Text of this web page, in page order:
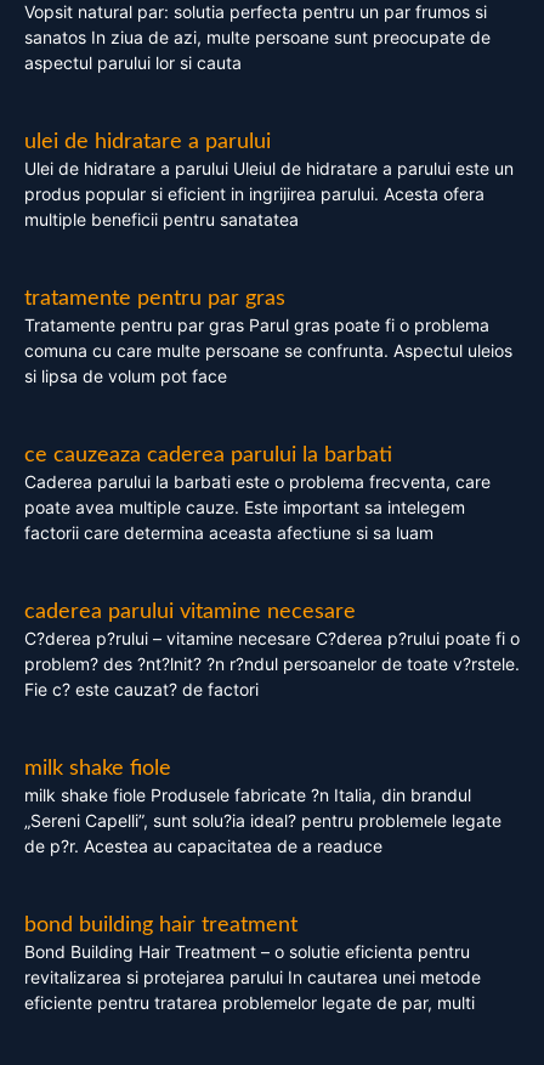
Vopsit natural par: solutia perfecta pentru un par frumos si
sanatos In ziua de azi, multe persoane sunt preocupate de
aspectul parului lor si cauta
ulei de hidratare a parului
Ulei de hidratare a parului Uleiul de hidratare a parului este un
produs popular si eficient in ingrijirea parului. Acesta ofera
multiple beneficii pentru sanatatea
tratamente pentru par gras
Tratamente pentru par gras Parul gras poate fi o problema
comuna cu care multe persoane se confrunta. Aspectul uleios
si lipsa de volum pot face
ce cauzeaza caderea parului la barbati
Caderea parului la barbati este o problema frecventa, care
poate avea multiple cauze. Este important sa intelegem
factorii care determina aceasta afectiune si sa luam
caderea parului vitamine necesare
C?derea p?rului – vitamine necesare C?derea p?rului poate fi o
problem? des ?nt?lnit? ?n r?ndul persoanelor de toate v?rstele.
Fie c? este cauzat? de factori
milk shake fiole
milk shake fiole Produsele fabricate ?n Italia, din brandul
„Sereni Capelli”, sunt solu?ia ideal? pentru problemele legate
de p?r. Acestea au capacitatea de a readuce
bond building hair treatment
Bond Building Hair Treatment – o solutie eficienta pentru
revitalizarea si protejarea parului In cautarea unei metode
eficiente pentru tratarea problemelor legate de par, multi